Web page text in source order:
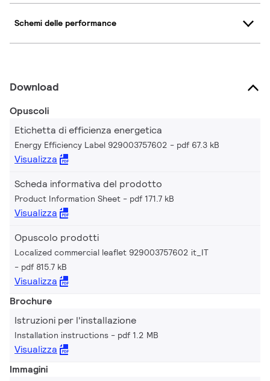
Schemi delle performance
Download
Opuscoli
Etichetta di efficienza energetica
Energy Efficiency Label 929003757602 pdf 67.3 kB
Visualizza
Scheda informativa del prodotto
Product Information Sheet pdf 171.7 kB
Visualizza
Opuscolo prodotti
Localized commercial leaflet 929003757602 it_IT
pdf 815.7 kB
Visualizza
Brochure
Istruzioni per l'installazione
Installation instructions pdf 1.2 MB
Visualizza
Immagini